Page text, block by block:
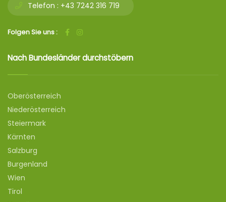
Telefon : +43 7242 316 719
Folgen Sie uns :
Nach Bundesländer durchstöbern
Oberösterreich
Niederösterreich
Steiermark
Kärnten
Salzburg
Burgenland
Wien
Tirol